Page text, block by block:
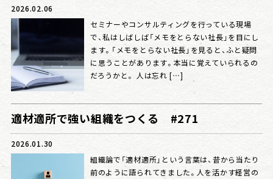
会社情報
2026.02.06
セミナーやコンサルティングを行っている現場
で、私はしばしば「メモをとらない社長」を目にし
ます。「メモをとらない社長」を見ると、ふと疑問
に思うことがあります。本当に覚えていられるの
だろうかと。 人は忘れ […]
適材適所で強い組織をつくる #271
2026.01.30
組織論で「適材適所」という言葉は、昔から当たり
前のように語られてきました。人を活かす経営の